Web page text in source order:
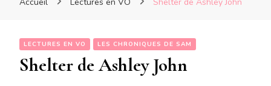
LECTURES EN VO LES CHRONIQUES DE SAM
Shelter de Ashley John